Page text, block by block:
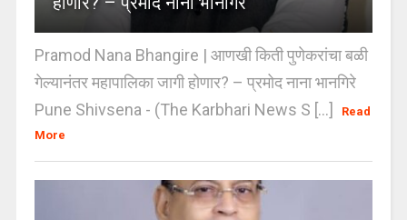
Pramod Nana Bhangire | आणखी किती पुणेकरांचा बळी
गेल्यानंतर महापालिका जागी होणार? – प्रमोद नाना भानगिरे
Pune Shivsena - (The Karbhari News S [...]
Read
More